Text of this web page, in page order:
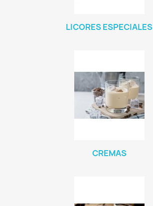
LICORES ESPECIALES
CREMAS